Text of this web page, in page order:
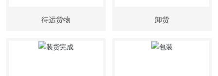
待运货物 卸货